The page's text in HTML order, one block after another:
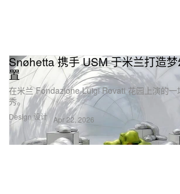
Design 设计
Snøhetta 携手 USM 于米兰打造
置
在米兰 Fondazione Luigi Rovati 花园上演的一
秀。
Apr 22, 2026